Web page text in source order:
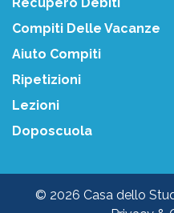
Compiti Delle Vacanze
Aiuto Compiti
Ripetizioni
Lezioni
Doposcuola
© 2026 Casa dello